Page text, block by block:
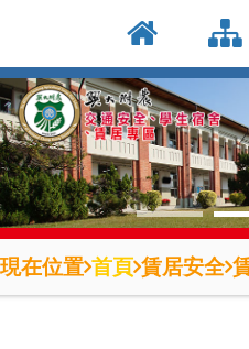
到
主
要
內
容
區
現在位置 首頁 賃居安全